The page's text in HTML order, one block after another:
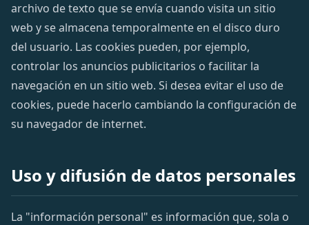
archivo de texto que se envía cuando visita un sitio
web y se almacena temporalmente en el disco duro
del usuario. Las cookies pueden, por ejemplo,
controlar los anuncios publicitarios o facilitar la
navegación en un sitio web. Si desea evitar el uso de
cookies, puede hacerlo cambiando la configuración de
su navegador de internet.
Uso y difusión de datos personales
La "información personal" es información que, sola o